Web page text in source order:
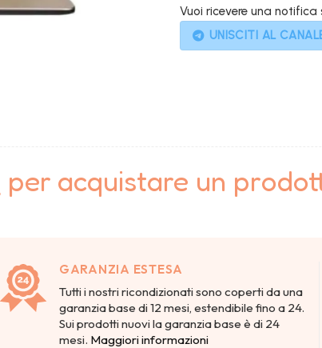
Vuoi ricevere una
UNISCITI AL
per acquistare un
GARANZIA ESTESA
Tutti i nostri ricondizionati sono coperti da una
garanzia base di 12 mesi, estendibile fino a 24.
Sui prodotti nuovi la garanzia base è di 24
mesi. Maggiori informazioni